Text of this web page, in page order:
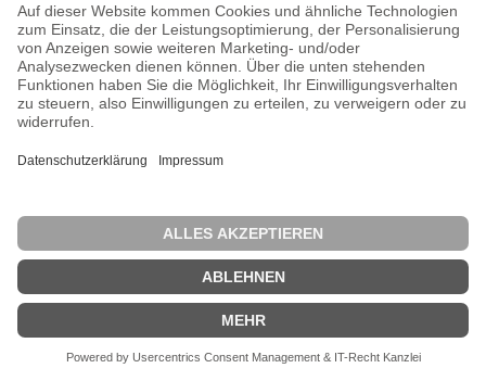
Facebook
ARTIKEL 
INFORMATIONEN
IHR KONTO 
SHOP-EINSTELLUNGEN
Vertrag widerrufen
© 2026 - Webshop by Reginas Kuscheltiere